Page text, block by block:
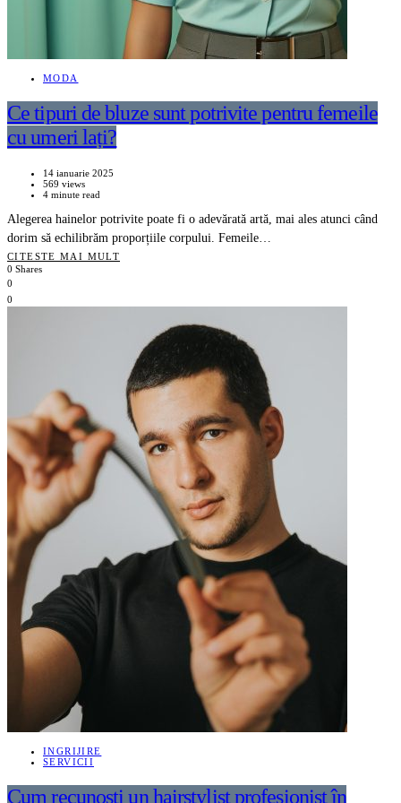
MODA
Ce tipuri de bluze sunt potrivite pentru femeile
cu umeri lați?
14 ianuarie 2025
569 views
4 minute read
Alegerea hainelor potrivite poate fi o adevărată artă, mai ales atunci când
dorim să echilibrăm proporțiile corpului. Femeile…
CITESTE MAI MULT
0 Shares
0
0
INGRIJIRE
SERVICII
Cum recunoști un hairstylist profesionist în